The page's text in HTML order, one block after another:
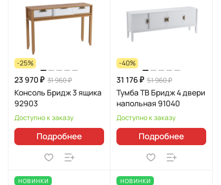
-25%
23 970 ₽ 31 960 ₽
Консоль Бридж 3 ящика
92903
Доступно к заказу
Подробнее
-40%
31 176 ₽ 51 960 ₽
Тумба ТВ Бридж 4 двери
напольная 91040
Доступно к заказу
Подробнее
НОВИНКИ НОВИНКИ